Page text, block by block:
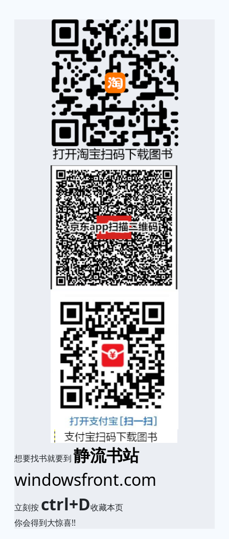
想要找书就要到 静流书站
windowsfront.com
立刻按 ctrl+D收藏本页
你会得到大惊喜!!